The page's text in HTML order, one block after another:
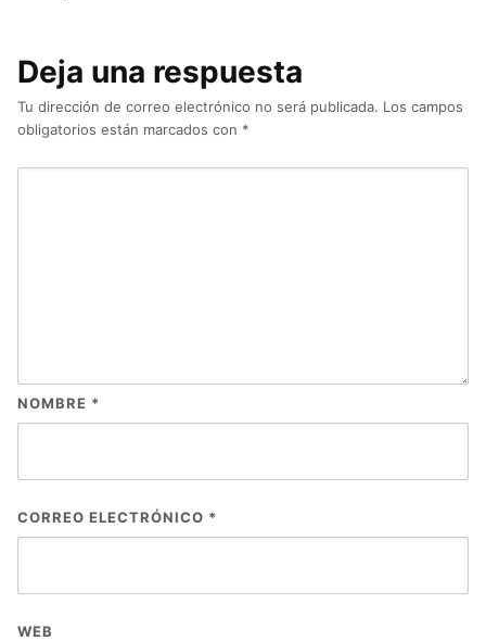
Deja una respuesta
Tu dirección de correo electrónico no será publicada. Los campos
obligatorios están marcados con *
NOMBRE *
CORREO ELECTRÓNICO *
WEB